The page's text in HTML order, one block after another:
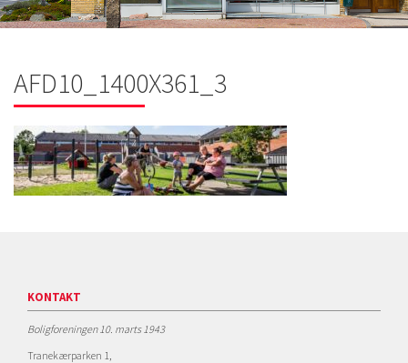
AFD10_1400X361_3
KONTAKT
Boligforeningen 10. marts 1943
Tranekærparken 1,